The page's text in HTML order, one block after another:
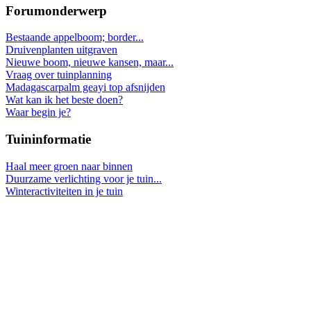
Forumonderwerp
Bestaande appelboom; border...
Druivenplanten uitgraven
Nieuwe boom, nieuwe kansen, maar...
Vraag over tuinplanning
Madagascarpalm geayi top afsnijden
Wat kan ik het beste doen?
Waar begin je?
Tuininformatie
Haal meer groen naar binnen
Duurzame verlichting voor je tuin...
Winteractiviteiten in je tuin